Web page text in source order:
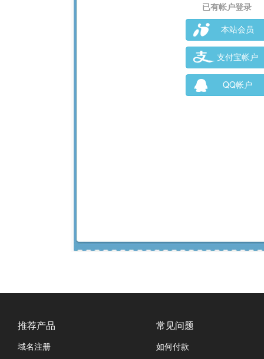
已有帐户登录
本站会员
支付宝帐户
QQ帐户
推荐产品
域名注册
常见问题
如何付款